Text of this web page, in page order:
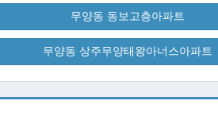
무양동 동보고층아파트
무양동 상주무양태왕아너스아파트